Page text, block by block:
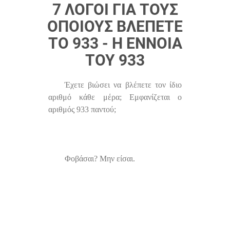
7 ΛΌΓΟΙ ΓΙΑ ΤΟΥΣ
ΟΠΟΊΟΥΣ ΒΛΈΠΕΤΕ
ΤΟ 933 - Η ΈΝΝΟΙΑ
ΤΟΥ 933
Έχετε βιώσει να βλέπετε τον ίδιο
αριθμό κάθε μέρα; Εμφανίζεται ο
αριθμός 933 παντού;
Φοβάσαι? Μην είσαι.